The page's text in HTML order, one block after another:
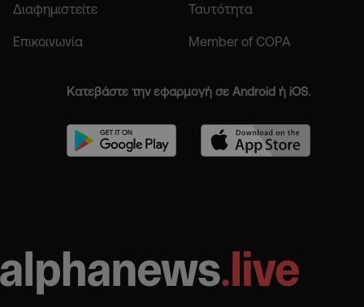
Διαφημιστείτε Ταυτότητα
Επικοινωνία Member of COPA
Κατεβάστε την εφαρμογή σε Android ή iOS.